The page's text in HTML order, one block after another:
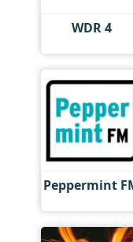
WDR 4
Peppermint